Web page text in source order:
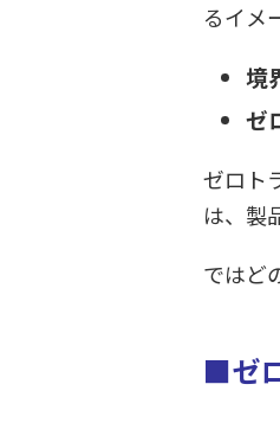
るイメ
境
ゼ
ゼロト
は、製
ではど
■ゼ